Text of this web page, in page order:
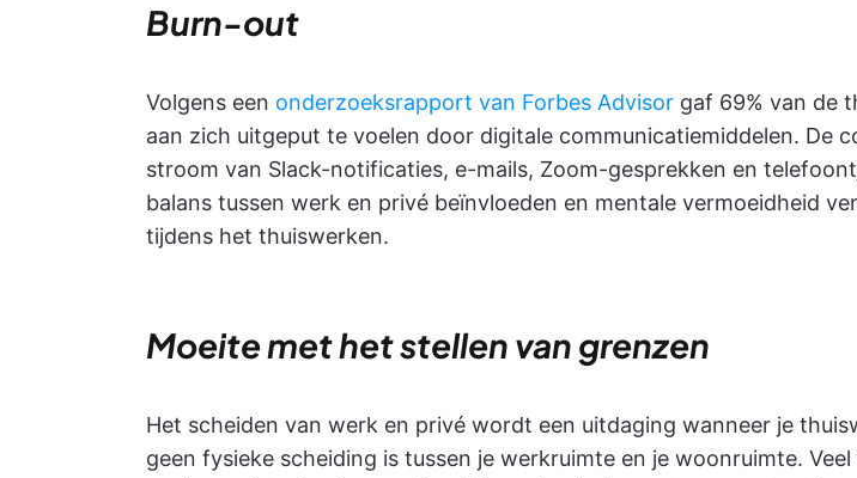
Burn-out
Volgens een onderzoeksrapport van Forbes Advisor gaf 69% van de
aan zich uitgeput te voelen door digitale communicatiemiddelen. De
stroom van Slack-notificaties, e-mails, Zoom-gesprekken en
balans tussen werk en privé beïnvloeden en mentale vermoeidheid
tijdens het thuiswerken.
Moeite met het stellen van grenzen
Het scheiden van werk en privé wordt een uitdaging wanneer je
geen fysieke scheiding is tussen je werkruimte en je woonruimte.